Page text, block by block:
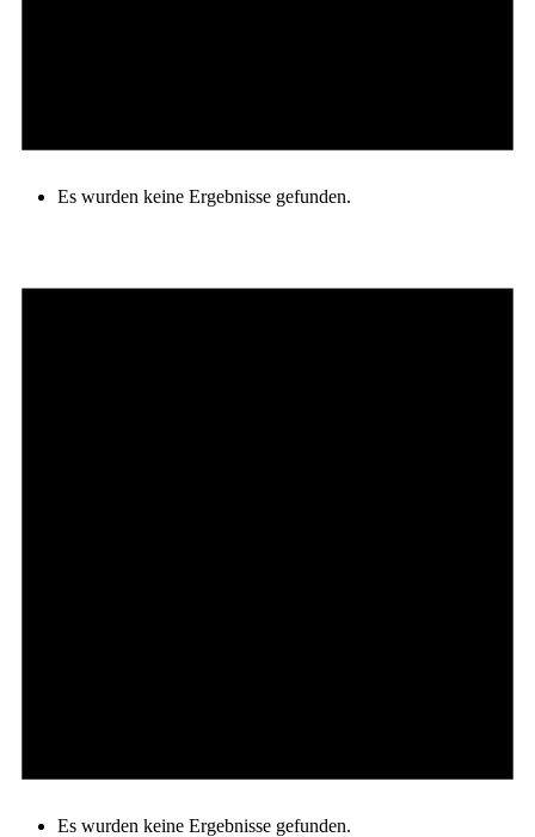
Es wurden keine Ergebnisse gefunden.
Es wurden keine Ergebnisse gefunden.